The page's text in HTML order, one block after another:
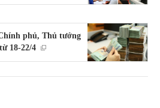
phủ, Thủ tướng
18-22/4